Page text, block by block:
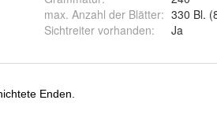
max. Anzahl der Blätter: 330 Bl.
Sichtreiter vorhanden: Ja